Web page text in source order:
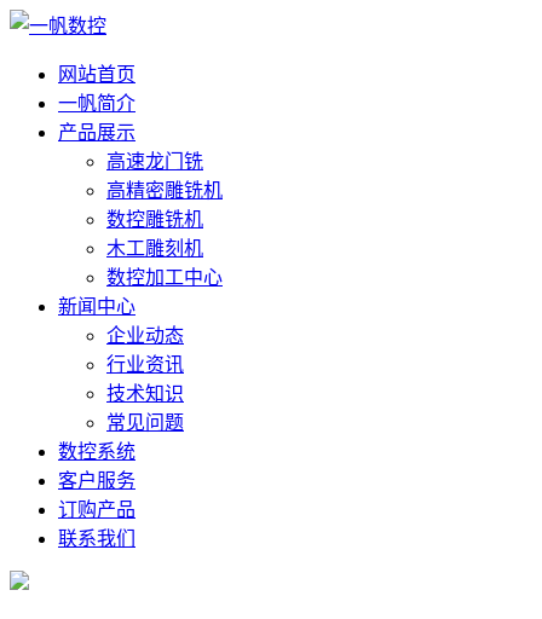
网站首页
一帆简介
产品展示
高速龙门铣
高精密雕铣机
数控雕铣机
木工雕刻机
数控加工中心
新闻中心
企业动态
行业资讯
技术知识
常见问题
数控系统
客户服务
订购产品
联系我们